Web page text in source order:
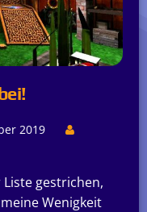
2019
gestrichen,
Wenigkeit